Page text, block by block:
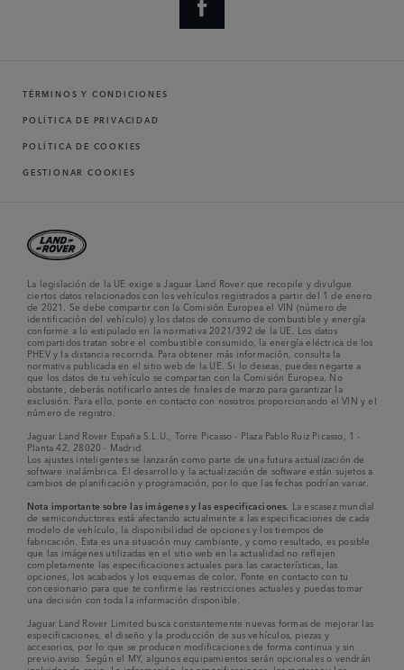
TÉRMINOS Y CONDICIONES
POLÍTICA DE PRIVACIDAD
POLÍTICA DE COOKIES
GESTIONAR COOKIES
La legislación de la UE exige a Jaguar Land Rover que recopile y divulgue
ciertos datos relacionados con los vehículos registrados a partir del 1 de enero
de 2021. Se debe compartir con la Comisión Europea el VIN (número de
identificación del vehículo) y los datos de consumo de combustible y energía
conforme a lo estipulado en la normativa 2021/392 de la UE. Los datos
compartidos tratan sobre el combustible consumido, la energía eléctrica de los
PHEV y la distancia recorrida. Para obtener más información, consulta la
normativa publicada en el sitio web de la UE. Si lo deseas, puedes negarte a
que los datos de tu vehículo se compartan con la Comisión Europea. No
obstante, deberás notificarlo antes de finales de marzo para garantizar la
exclusión. Para ello, ponte en contacto con nosotros proporcionando el VIN y el
número de registro.
Jaguar Land Rover España S.L.U., Torre Picasso - Plaza Pablo Ruiz Picasso, 1 -
Planta 42, 28020 - Madrid
Los ajustes inteligentes se lanzarán como parte de una futura actualización de
software inalámbrica. El desarrollo y la actualización de software están sujetos a
cambios de planificación y programación, por lo que las fechas podrían variar.
Nota importante sobre las imágenes y las especificaciones. La escasez mundial
de semiconductores está afectando actualmente a las especificaciones de cada
modelo de vehículo, la disponibilidad de opciones y los tiempos de
fabricación. Esta es una situación muy cambiante, y como resultado, es posible
que las imágenes utilizadas en el sitio web en la actualidad no reflejen
completamente las especificaciones actuales para las características, las
opciones, los acabados y los esquemas de color. Ponte en contacto con tu
concesionario para que te confirme las restricciones actuales y puedas tomar
una decisión con toda la información disponible.
Jaguar Land Rover Limited busca constantemente nuevas formas de mejorar las
especificaciones, el diseño y la producción de sus vehículos, piezas y
accesorios, por lo que se producen modificaciones de forma continua y sin
previo aviso. Según el MY, algunos equipamientos serán opcionales o vendrán